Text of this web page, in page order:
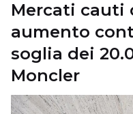
Mercati cauti
aumento
soglia dei
Moncler